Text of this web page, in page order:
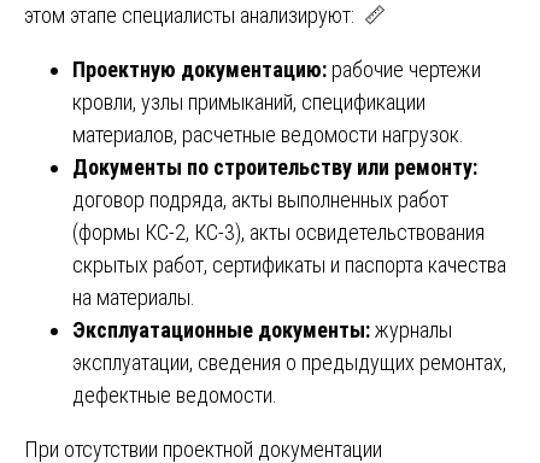
этом этапе специалисты анализируют: 📏
Проектную документацию: рабочие чертежи
кровли, узлы примыканий, спецификации
материалов, расчетные ведомости нагрузок.
Документы по строительству или ремонту:
договор подряда, акты выполненных работ
(формы КС-2, КС-3), акты освидетельствования
скрытых работ, сертификаты и паспорта качества
на материалы.
Эксплуатационные документы:журналы
эксплуатации, сведения о предыдущих ремонтах,
дефектные ведомости.
При отсутствии проектной документации